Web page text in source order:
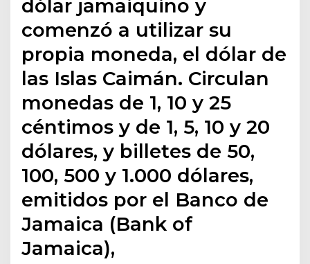
dólar jamaiquino y
comenzó a utilizar su
propia moneda, el dólar de
las Islas Caimán. Circulan
monedas de 1, 10 y 25
céntimos y de 1, 5, 10 y 20
dólares, y billetes de 50,
100, 500 y 1.000 dólares,
emitidos por el Banco de
Jamaica (Bank of
Jamaica),